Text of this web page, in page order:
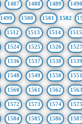
1487 1488 1489 1490
1499 1500 1501 1502
1512 1513 1514 1515
1524 1525 1526 1527
1536 1537 1538 1539
1548 1549 1550 1551
1560 1561 1562 1563
1572 1573 1574 1575
1584 1585 1586 1587